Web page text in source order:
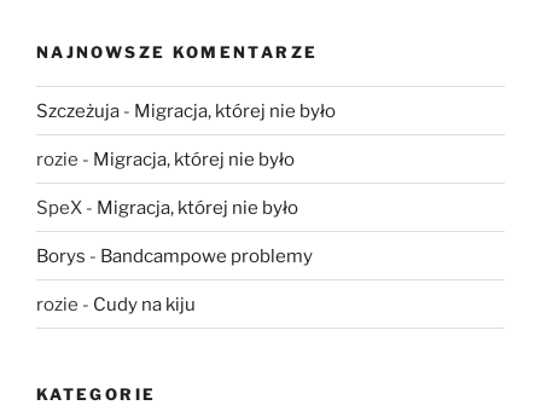
NAJNOWSZE KOMENTARZE
Szczeżuja - Migracja, której nie było
rozie - Migracja, której nie było
SpeX - Migracja, której nie było
Borys - Bandcampowe problemy
rozie - Cudy na kiju
KATEGORIE